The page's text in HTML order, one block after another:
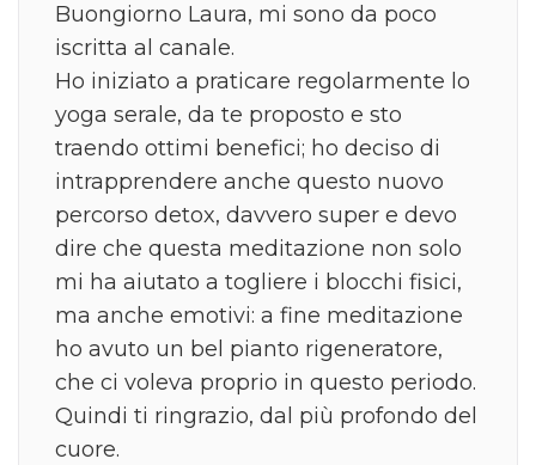
Buongiorno Laura, mi sono da poco
iscritta al canale.
Ho iniziato a praticare regolarmente lo
yoga serale, da te proposto e sto
traendo ottimi benefici; ho deciso di
intrapprendere anche questo nuovo
percorso detox, davvero super e devo
dire che questa meditazione non solo
mi ha aiutato a togliere i blocchi fisici,
ma anche emotivi: a fine meditazione
ho avuto un bel pianto rigeneratore,
che ci voleva proprio in questo periodo.
Quindi ti ringrazio, dal più profondo del
cuore.